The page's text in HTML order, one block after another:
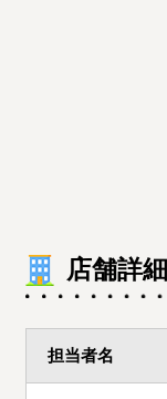
店舗詳細
担当者名